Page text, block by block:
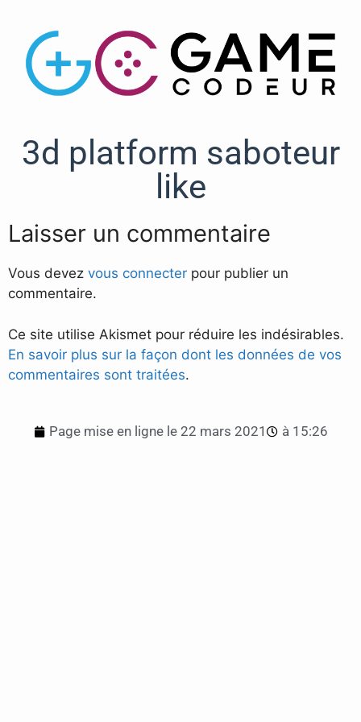
3d platform saboteur
like
Laisser un commentaire
Vous devez vous connecter pour publier un
commentaire.
Ce site utilise Akismet pour réduire les indésirables.
En savoir plus sur la façon dont les données de vos
commentaires sont traitées.
Page mise en ligne le 22 mars 2021 à 15:26